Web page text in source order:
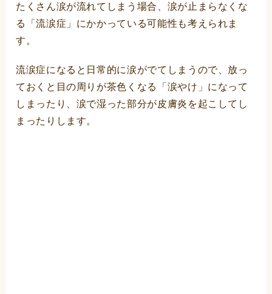
たくさん涙が流れてしまう場合、涙が止まらなくな
る「流涙症」にかかっている可能性も考えられま
す。
流涙症になると日常的に涙がでてしまうので、放っ
ておくと目の周りが茶色くなる「涙やけ」になって
しまったり、涙で湿った部分が皮膚炎を起こしてし
まったりします。